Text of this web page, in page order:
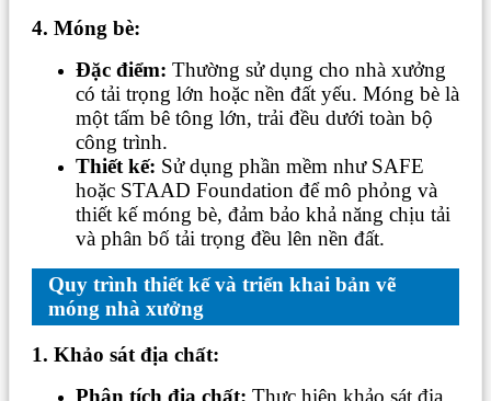
4. Móng bè:
Đặc điểm: Thường sử dụng cho nhà xưởng
có tải trọng lớn hoặc nền đất yếu. Móng bè là
một tấm bê tông lớn, trải đều dưới toàn bộ
công trình.
Thiết kế: Sử dụng phần mềm như SAFE
hoặc STAAD Foundation để mô phỏng và
thiết kế móng bè, đảm bảo khả năng chịu tải
và phân bố tải trọng đều lên nền đất.
Quy trình thiết kế và triển khai bản vẽ
móng nhà xưởng
1. Khảo sát địa chất: